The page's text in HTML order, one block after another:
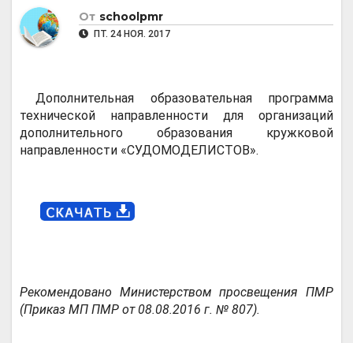
От schoolpmr
ПТ. 24 НОЯ. 2017
Дополнительная образовательная программа
технической направленности для организаций
дополнительного образования кружковой
направленности «СУДОМОДЕЛИСТОВ».
Рекомендовано Министерством просвещения ПМР
(Приказ МП ПМР от 08.08.2016 г. № 807).